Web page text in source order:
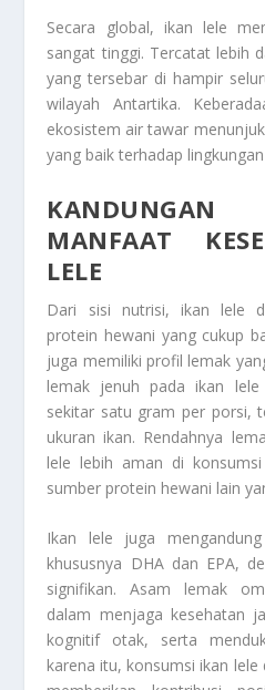
Secara global, ikan lele
sangat tinggi. Tercatat lebih
yang tersebar di hampir
wilayah Antartika.
ekosistem air tawar
yang baik terhadap
MANFAAT
LELE
Dari sisi nutrisi, ikan lele
protein hewani yang cukup
juga memiliki profil lemak
lemak jenuh pada ikan
sekitar satu gram per porsi,
ukuran ikan. Rendahnya
lele lebih aman di
sumber protein hewani lain
Ikan lele juga
khususnya DHA dan EPA,
signifikan. Asam lemak
dalam menjaga kesehatan
kognitif otak, serta
karena itu, konsumsi ikan